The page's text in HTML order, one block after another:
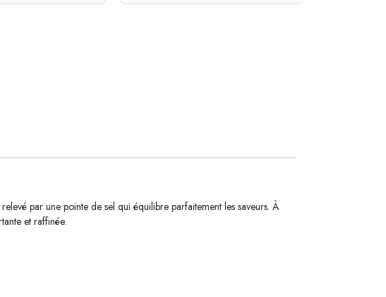
par une pointe de sel qui équilibre parfaitement les saveurs. À
et raffinée.